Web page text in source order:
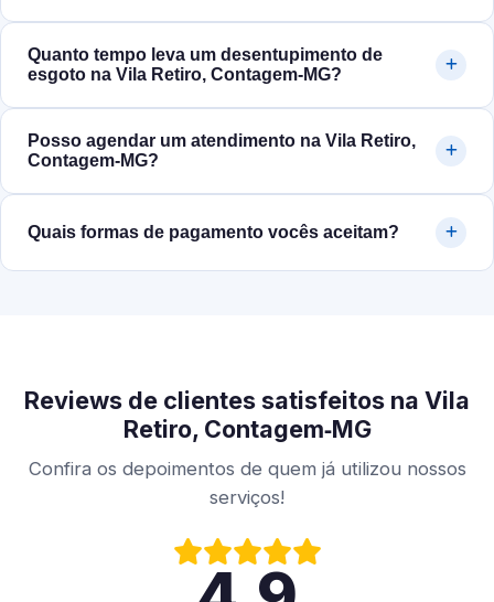
Quanto tempo leva um desentupimento de
esgoto na Vila Retiro, Contagem‑MG?
Posso agendar um atendimento na Vila Retiro,
Contagem‑MG?
Quais formas de pagamento vocês aceitam?
Reviews de clientes satisfeitos na Vila
Retiro, Contagem‑MG
Confira os depoimentos de quem já utilizou nossos
serviços!